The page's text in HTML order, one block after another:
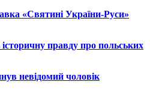
«Святині України-Руси»
правду про польських
невідомий чоловік